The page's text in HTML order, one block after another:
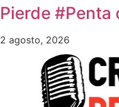
Pierde #Penta
2 agosto, 2026